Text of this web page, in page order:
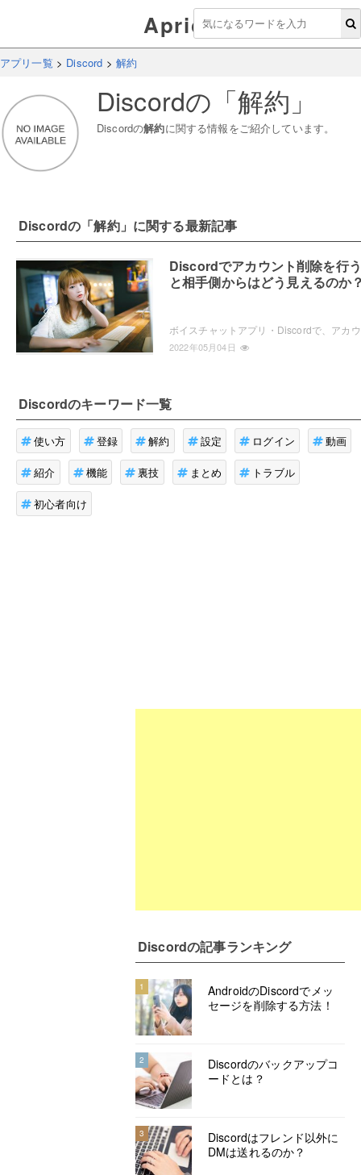
Aprico
アプリ一覧 > Discord > 解約
Discordの「解約 」
Discordの解約に関する情報をご紹介しています。
Discordの「解約」に関する最新記事
Discordでアカウント削除を行う
と相手側からはどう見えるのか
2022年05月04日
Discordのキーワード一覧
使い方 登録 解約 設定 ログイン 動画
紹介 機能 裏技 まとめ トラブル
初心者向け
Discordの記事ランキング
1
AndroidのDiscordでメッ
セージを削除する方法！
2
Discordのバックアップコ
ードとは？
3
Discordはフレンド以外に
DMは送れるのか？